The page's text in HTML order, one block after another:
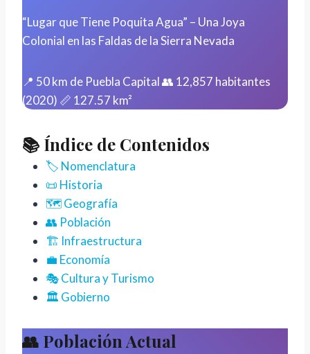
“Lugar que Tiene Poquita Agua” – Una Joya
Colonial en las Faldas de la Sierra Nevada
📍 50 km de Puebla Capital👥 12,857 habitantes
(2020) 📏 127.57 km²
📚 Índice de Contenidos
🏷️ Nomenclatura
📜 Historia
🗺️ Geografía
👥 Población
🏗️ Infraestructura
💼 Economía
🎭 Cultura y Turismo
🏛️ Gobierno
👥 Población Actual